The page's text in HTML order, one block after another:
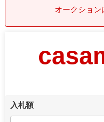
オークション
入札額